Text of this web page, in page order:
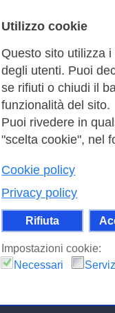
Utilizzo cookie
Questo sito utilizza
degli utenti. Puoi
se rifiuti o chiudi il
funzionalità del sito.
Puoi rivedere in
"scelta cookie", nel
Cookie policy
Privacy policy
Rifiuta
Impostazioni cookie:
Necessari
- Fax
7EU9KEU |
i termini della
modo 4.0